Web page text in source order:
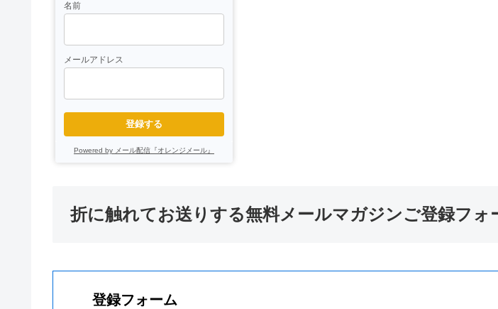
名前
メールアドレス
登録する
Powered by メール配信『オレンジメール』
折に触れてお送りする無料メールマガジンご登録フォ
登録フォーム